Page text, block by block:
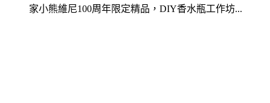
家小熊維尼100周年限定精品，DIY香水瓶工作坊...